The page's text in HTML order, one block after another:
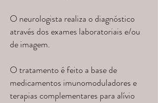
O neurologista realiza o diagnóstico
através dos exames laboratoriais e/ou
de imagem.
O tratamento é feito a base de
medicamentos imunomoduladores e
terapias complementares para alívio